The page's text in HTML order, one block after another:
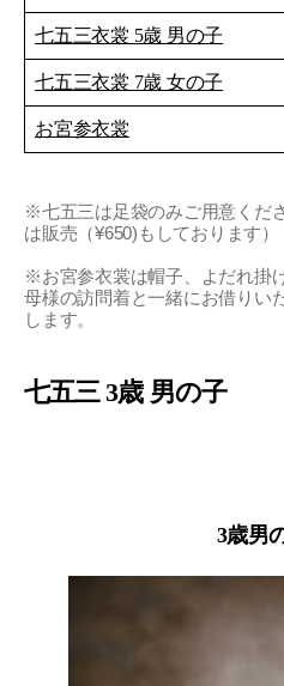
七五三衣裳 5歳 男の子
七五三衣裳 7歳 女の子
お宮参衣裳
※七五三は足袋のみご用意くだ
は販売（¥650)もしております）
※お宮参衣裳は帽子、よだれ掛
母様の訪問着と一緒にお借りい
します。
七五三 3歳 男の子
3歳男